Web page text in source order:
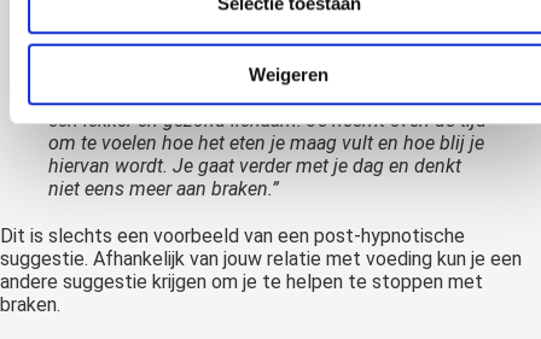
Weigeren
“Je hebt net heerlijk gegeten en je wilt dat je lichaam
alle nutriënten goed in zich opneemt om gezond te
zijn. Je hebt totaal geen last van schuldgevoel en
weet dat dit lekkere en gezonde eten nodig is voor
een lekker en gezond lichaam. Je neemt even de tijd
om te voelen hoe het eten je maag vult en hoe blij je
hiervan wordt. Je gaat verder met je dag en denkt
niet eens meer aan braken.”
Dit is slechts een voorbeeld van een post-hypnotische
suggestie. Afhankelijk van jouw relatie met voeding kun je een
andere suggestie krijgen om je te helpen te stoppen met
braken.